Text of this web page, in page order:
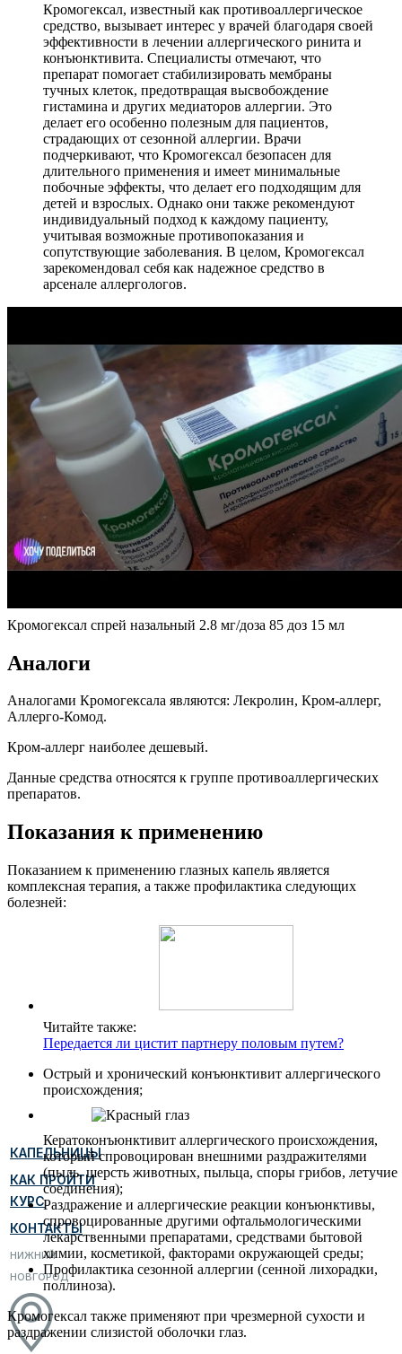
КАПЕЛЬНИЦЫ
КАК ПРОЙТИ
КУРС
КОНТАКТЫ
НИЖНИЙ
НОВГОРОД
Кромогексал, известный как противоаллергическое
средство, вызывает интерес у врачей благодаря своей
эффективности в лечении аллергического ринита и
конъюнктивита. Специалисты отмечают, что
препарат помогает стабилизировать мембраны
тучных клеток, предотвращая высвобождение
гистамина и других медиаторов аллергии. Это
делает его особенно полезным для пациентов,
страдающих от сезонной аллергии. Врачи
подчеркивают, что Кромогексал безопасен для
длительного применения и имеет минимальные
побочные эффекты, что делает его подходящим для
детей и взрослых. Однако они также рекомендуют
индивидуальный подход к каждому пациенту,
учитывая возможные противопоказания и
сопутствующие заболевания. В целом, Кромогексал
зарекомендовал себя как надежное средство в
арсенале аллергологов.
Кромогексал спрей назальный 2.8 мг/доза 85 доз 15 мл
Аналоги
Аналогами Кромогексала являются: Лекролин, Кром-аллерг,
Аллерго-Комод.
Кром-аллерг наиболее дешевый.
Данные средства относятся к группе противоаллергических
препаратов.
Показания к применению
Показанием к применению глазных капель является
комплексная терапия, а также профилактика следующих
болезней:
Читайте также:
Передается ли цистит партнеру половым путем?
Острый и хронический конъюнктивит аллергического
происхождения;
Кератоконъюнктивит аллергического происхождения,
который спровоцирован внешними раздражителями
(пыль, шерсть животных, пыльца, споры грибов, летучие
соединения);
Раздражение и аллергические реакции конъюнктивы,
спровоцированные другими офтальмологическими
лекарственными препаратами, средствами бытовой
химии, косметикой, факторами окружающей среды;
Профилактика сезонной аллергии (сенной лихорадки,
поллиноза).
Кромогексал также применяют при чрезмерной сухости и
раздражении слизистой оболочки глаз.